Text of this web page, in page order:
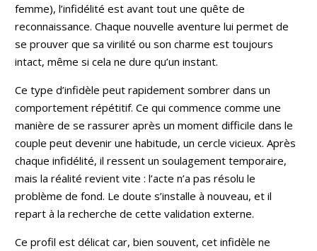
femme), l’infidélité est avant tout une quête de
reconnaissance. Chaque nouvelle aventure lui permet de
se prouver que sa virilité ou son charme est toujours
intact, même si cela ne dure qu’un instant.
Ce type d’infidèle peut rapidement sombrer dans un
comportement répétitif. Ce qui commence comme une
manière de se rassurer après un moment difficile dans le
couple peut devenir une habitude, un cercle vicieux. Après
chaque infidélité, il ressent un soulagement temporaire,
mais la réalité revient vite : l’acte n’a pas résolu le
problème de fond. Le doute s’installe à nouveau, et il
repart à la recherche de cette validation externe.
Ce profil est délicat car, bien souvent, cet infidèle ne